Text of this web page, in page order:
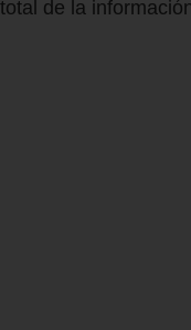
total de la